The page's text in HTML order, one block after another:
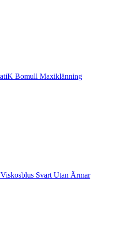
Bomull Maxiklänning
Svart Utan Ärmar